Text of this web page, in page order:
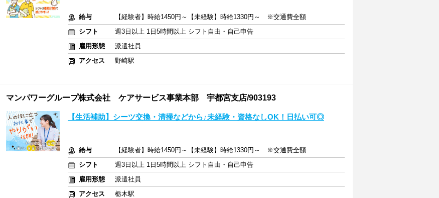
給与
【経験者】時給1450円～【未経験】時給1330円～ ※交通費全額
シフト
週3日以上 1日5時間以上 シフト自由・自己申告
雇用形態
派遣社員
アクセス
野崎駅
マンパワーグループ株式会社 ケアサービス事業本部 宇都宮支店/903193
【生活補助】シーツ交換・清掃などから♪未経験・資格なしOK！日払い可◎
給与
【経験者】時給1450円～【未経験】時給1330円～ ※交通費全額
シフト
週3日以上 1日5時間以上 シフト自由・自己申告
雇用形態
派遣社員
アクセス
栃木駅